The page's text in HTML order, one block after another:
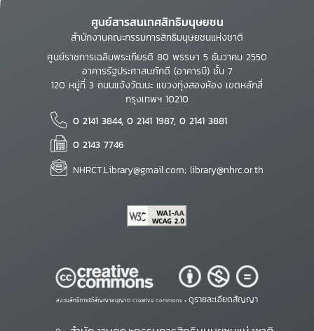
ศูนย์สารสนเทศสิทธิมนุษยชน
สำนักงานคณะกรรมการสิทธิมนุษยชนแห่งชาติ
ศูนย์ราชการเฉลิมพระเกียรติ 80 พรรษา 5 ธันวาคม 2550
อาคารรัฐประศาสนภักดี (อาคารบี) ชั้น 7
120 หมู่ที่ 3 ถนนแจ้งวัฒนะ แขวงทุ่งสองห้อง เขตหลักสี่
กรุงเทพฯ 10210
0 2141 3844, 0 2141 1987, 0 2141 3881
0 2143 7746
NHRCT.Library@gmail.com; library@nhrc.or.th
สงวนสิทธิ์ภายใต้สัญญาอนุญาต Creative Commons • ดูรายละเอียดสัญญา